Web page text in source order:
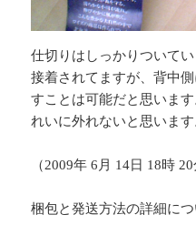
仕切りはしっかりついてい
接着されてますが、背中
すことは可能だと思いま
れいに外れないと思います
（2009年 6月 14日 18時 20
梱包と発送方法の詳細につ